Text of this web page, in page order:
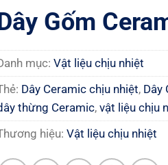
Gốm
mục: Vật liệu chịu nhiệt
Dây Ceramic chịu nhiệt, Dây
thừng Ceramic, vật liệu chịu
hiệu: Vật liệu chịu nhiệt